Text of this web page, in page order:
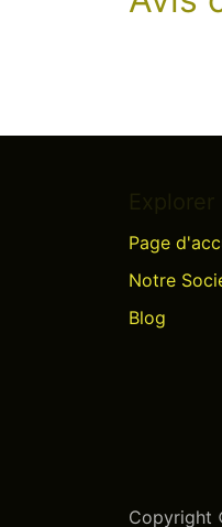
Page
Notre
Blog
Copyright